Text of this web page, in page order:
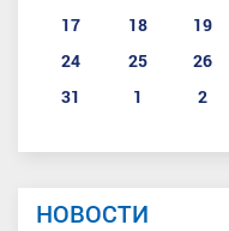
17
18 19
24
25 26
31
1 2
НОВОСТИ